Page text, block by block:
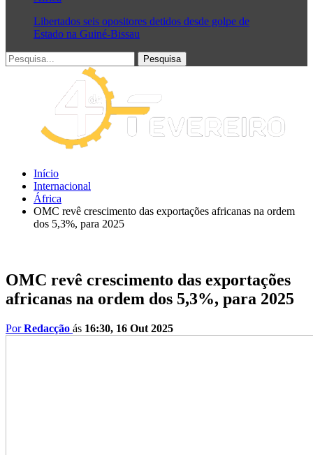
Libertados seis opositores detidos desde golpe de
Estado na Guiné-Bissau
Início
Internacional
África
OMC revê crescimento das exportações africanas na ordem
dos 5,3%, para 2025
OMC revê crescimento das exportações
africanas na ordem dos 5,3%, para 2025
PorRedacção ás 16:30, 16 Out 2025